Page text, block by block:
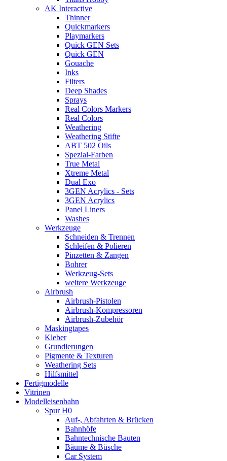
AK Interactive
Thinner
Quickmarkers
Playmarkers
Quick GEN Sets
Quick GEN
Gouache
Inks
Filters
Deep Shades
Sprays
Real Colors Markers
Real Colors
Weathering
Weathering Stifte
ABT 502 Oils
Spezial-Farben
True Metal
Xtreme Metal
Dual Exo
3GEN Acrylics - Sets
3GEN Acrylics
Panel Liners
Washes
Werkzeuge
Schneiden & Trennen
Schleifen & Polieren
Pinzetten & Zangen
Bohrer
Werkzeug-Sets
weitere Werkzeuge
Airbrush
Airbrush-Pistolen
Airbrush-Kompressoren
Airbrush-Zubehör
Maskingtapes
Kleber
Grundierungen
Pigmente & Texturen
Weathering Sets
Hilfsmittel
Fertigmodelle
Vitrinen
Modelleisenbahn
Spur H0
Auf-, Abfahrten & Brücken
Bahnhöfe
Bahntechnische Bauten
Bäume & Büsche
Car System